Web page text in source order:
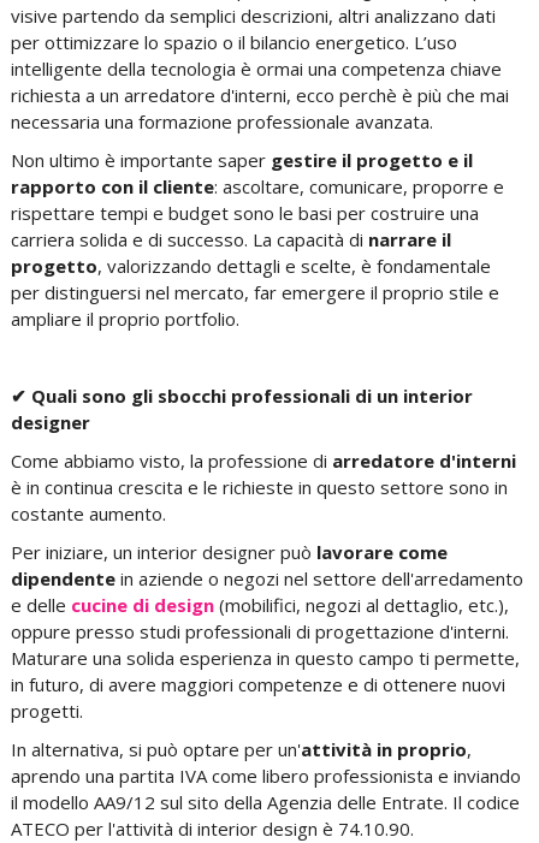
visive partendo da semplici descrizioni, altri analizzano dati
per ottimizzare lo spazio o il bilancio energetico. L’uso
intelligente della tecnologia è ormai una competenza chiave
richiesta a un arredatore d'interni, ecco perchè è più che mai
necessaria una formazione professionale avanzata.
Non ultimo è importante saper gestire il progetto e il
rapporto con il cliente: ascoltare, comunicare, proporre e
rispettare tempi e budget sono le basi per costruire una
carriera solida e di successo. La capacità di narrare il
progetto, valorizzando dettagli e scelte, è fondamentale
per distinguersi nel mercato, far emergere il proprio stile e
ampliare il proprio portfolio.
✔ Quali sono gli sbocchi professionali di un interior
designer
Come abbiamo visto, la professione di arredatore d'interni
è in continua crescita e le richieste in questo settore sono in
costante aumento.
Per iniziare, un interior designer può lavorare come
dipendentein aziende o negozi nel settore dell'arredamento
e delle cucine di design (mobilifici, negozi al dettaglio, etc.),
oppure presso studi professionali di progettazione d'interni.
Maturare una solida esperienza in questo campo ti permette,
in futuro, di avere maggiori competenze e di ottenere nuovi
progetti.
In alternativa, si può optare per un'attività in proprio,
aprendo una partita IVA come libero professionista e inviando
il modello AA9/12 sul sito della Agenzia delle Entrate. Il codice
ATECO per l'attività di interior design è 74.10.90.